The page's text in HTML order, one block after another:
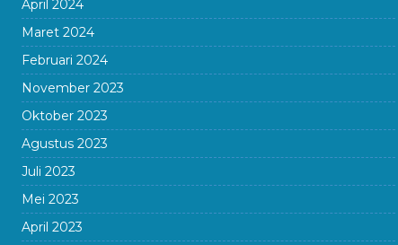
April 2024
Maret 2024
Februari 2024
November 2023
Oktober 2023
Agustus 2023
Juli 2023
Mei 2023
April 2023